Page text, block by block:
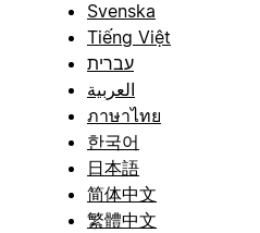
Svenska
Tiếng Việt
עברית
العربية
ภาษาไทย
한국어
日本語
简体中文
繁體中文